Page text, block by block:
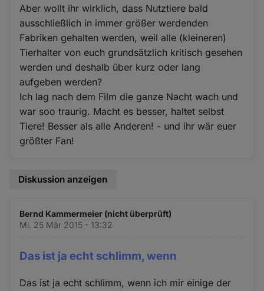
Aber wollt ihr wirklich, dass Nutztiere bald
ausschließlich in immer größer werdenden
Fabriken gehalten werden, weil alle (kleineren)
Tierhalter von euch grundsätzlich kritisch gesehen
werden und deshalb über kurz oder lang
aufgeben werden?
Ich lag nach dem Film die ganze Nacht wach und
war soo traurig. Macht es besser, haltet selbst
Tiere! Besser als alle Anderen! - und ihr wär euer
größter Fan!
Diskussion anzeigen
Bernd Kammermeier (nicht überprüft)
Mi. 25 Mär 2015 - 13:32
Das ist ja echt schlimm, wenn
Das ist ja echt schlimm, wenn ich mir einige der